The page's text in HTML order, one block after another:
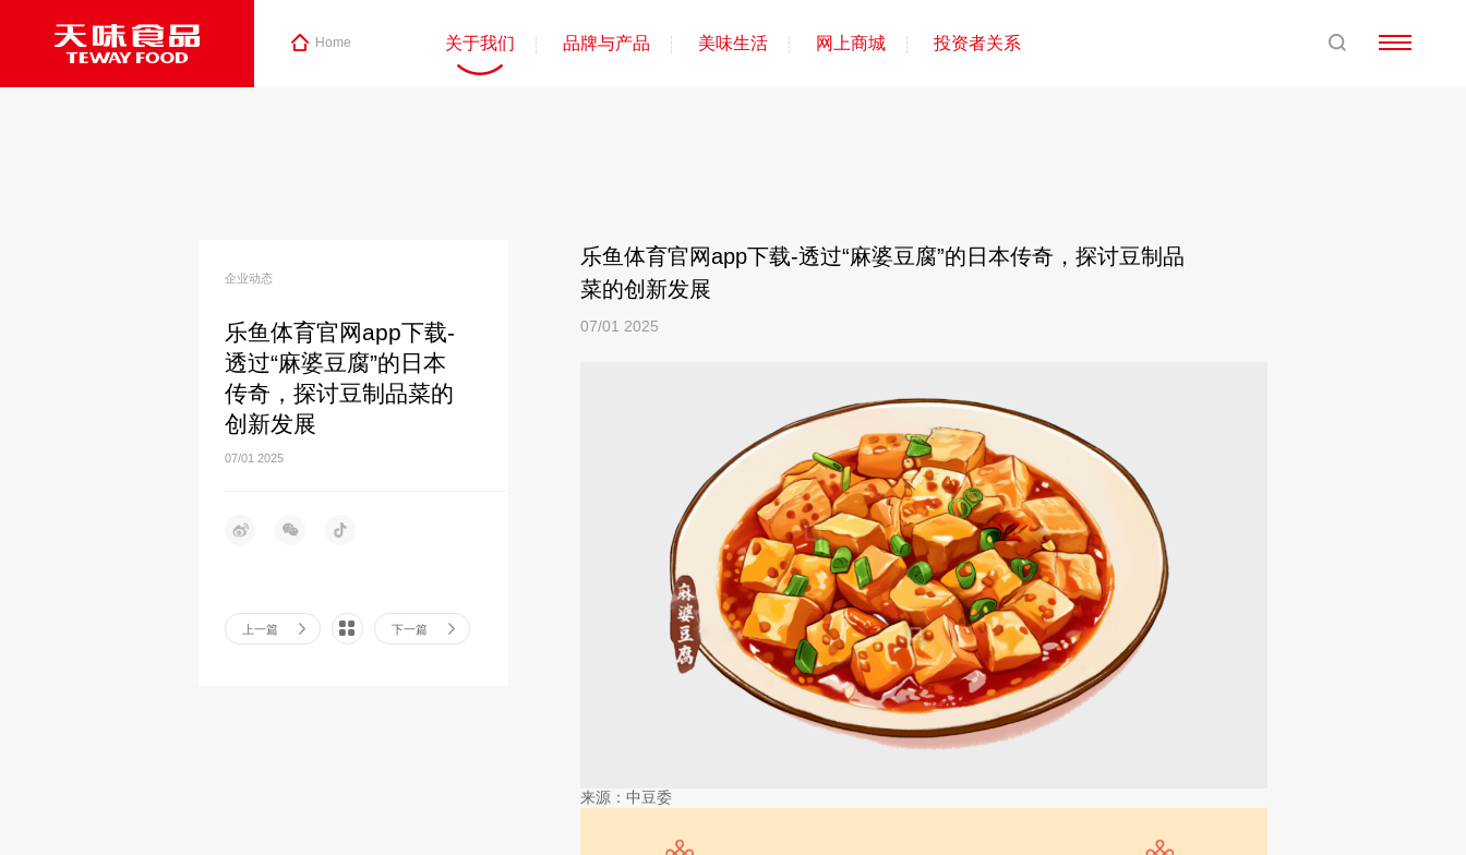
Home 关于我们 品牌与产品 美味生活 网上商城 投资者关系
企业动态
乐鱼体育官网app下载-
透过“麻婆豆腐”的日本
传奇，探讨豆制品菜的
创新发展
07/01 2025
上一篇 下一篇
乐鱼体育官网app下载-透过“麻婆豆腐”的日本传奇，探讨豆制品
菜的创新发展
07/01 2025
来源：中豆委